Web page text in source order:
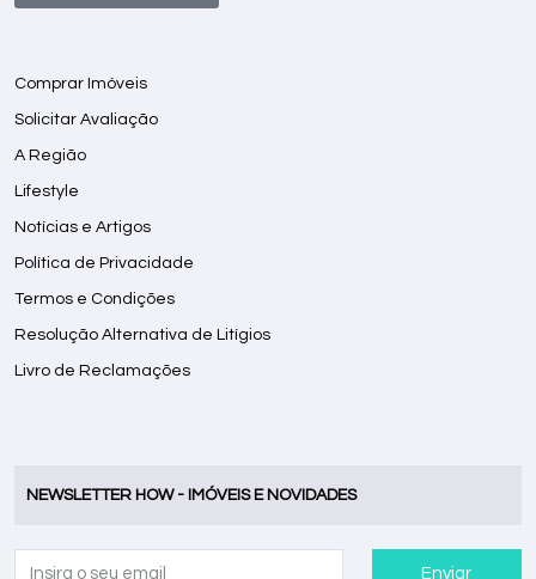
Comprar Imóveis
Solicitar Avaliação
A Região
Lifestyle
Notícias e Artigos
Política de Privacidade
Termos e Condições
Resolução Alternativa de Litígios
Livro de Reclamações
NEWSLETTER HOW - IMÓVEIS E NOVIDADES
Enviar